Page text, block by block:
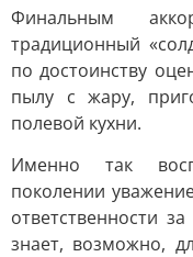
Финальным
традиционный
по достоинству
пылу с жару,
полевой кухни.
Именно так
поколении
ответственности
знает, возможно,